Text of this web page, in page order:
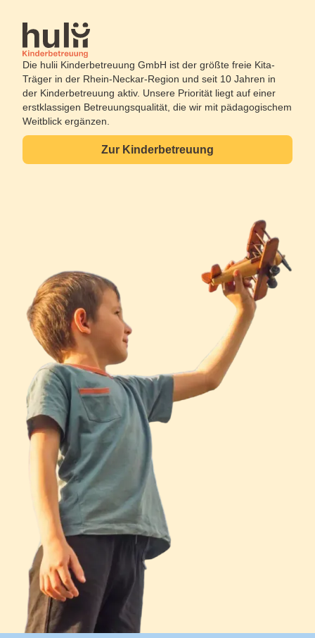
Die hulii Kinderbetreuung GmbH ist der größte freie Kita-
Träger in der Rhein-Neckar-Region und seit 10 Jahren in
der Kinderbetreuung aktiv. Unsere Priorität liegt auf einer
erstklassigen Betreuungsqualität, die wir mit pädagogischem
Weitblick ergänzen.
Zur Kinderbetreuung